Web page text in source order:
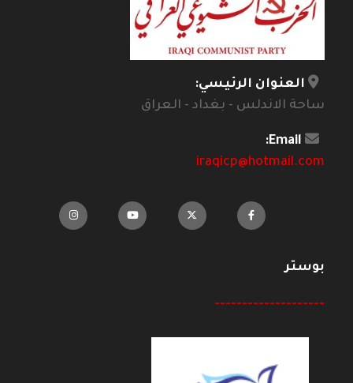
العنوان الرئيسي:
ساحة الاندلس - بغداد - العراق
Email:
iraqicp@hotmail.com
بوستر
--------------------